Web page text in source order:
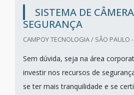
SISTEMA DE
SEGURANÇA
CAMPOY TECNOLOGIA / SÃO PAULO
Sem dúvida, seja na área
investir nos recursos de
se ter mais tranquilidade e se